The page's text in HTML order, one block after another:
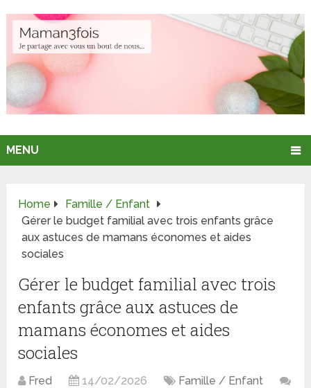
MENU
Home
Famille / Enfant
Gérer le budget familial avec trois enfants grâce
aux astuces de mamans économes et aides
sociales
Gérer le budget familial avec trois
enfants grâce aux astuces de
mamans économes et aides
sociales
Fred 14/02/2026
Famille / Enfant